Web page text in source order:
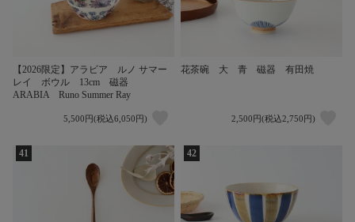
【2026限定】アラビア ルノ サマー
レイ ボウル 13cm 磁器
ARABIA Runo Summer Ray
5,500円(税込6,050円)
花茶碗 大 青 磁器 有田焼
2,500円(税込2,750円)
41 42